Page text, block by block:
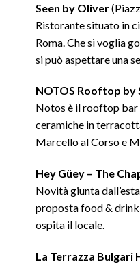
Seen by Oliver
Ristorante situato in
Roma. Che si voglia
si può aspettare una
NOTOS Rooftop by
Notos è il rooftop bar
ceramiche in
Marcello al Corso e
Hey Güey – The
Novità giunta
proposta food &
ospita il locale.
La Terrazza Bulgari